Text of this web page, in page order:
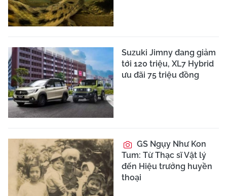
Suzuki Jimny đang giảm
tới 120 triệu, XL7 Hybrid
ưu đãi 75 triệu đồng
GS Ngụy Như Kon
Tum: Từ Thạc sĩ Vật lý
đến Hiệu trưởng huyền
thoại